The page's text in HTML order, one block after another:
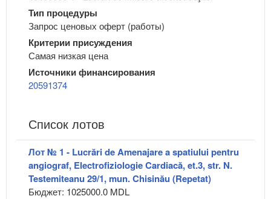
Тип процедуры
Запрос ценовых оферт (работы)
Критерии присуждения
Самая низкая цена
Источники финансирования
20591374
Список лотов
Лот № 1 - Lucrări de Amenajare a spatiului pentru
angiograf, Electrofiziologie Cardiacă, et.3, str. N.
Testemiteanu 29/1, mun. Chisinău (Repetat)
Бюджет: 1025000.0 MDL